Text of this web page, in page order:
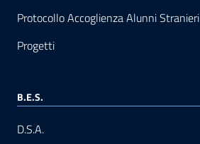
Protocollo Accoglienza Alunni Stranieri
Progetti
B.E.S.
D.S.A.